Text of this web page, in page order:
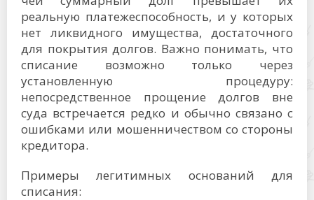
реальную платежеспособность, и у которых
нет ликвидного имущества, достаточного
для покрытия долгов. Важно понимать, что
списание возможно только через
установленную процедуру:
непосредственное прощение долгов вне
суда встречается редко и обычно связано с
ошибками или мошенничеством со стороны
кредитора.
Примеры легитимных оснований для
списания: